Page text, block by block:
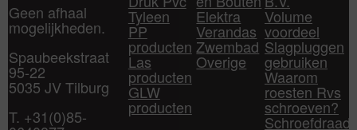
Geen afhaal
mogelijkheden.
Spaubeekstraat
95-22
5035 JV Tilburg
T. +31(0)85-
Tyleen
PP
producten
Las
producten
GLW
producten
Elektra
Verandas
Zwembad
Overige
Volume
voordeel
Slagpluggen
gebruiken
Waarom
roesten Rvs
schroeven?
Schroefdraad